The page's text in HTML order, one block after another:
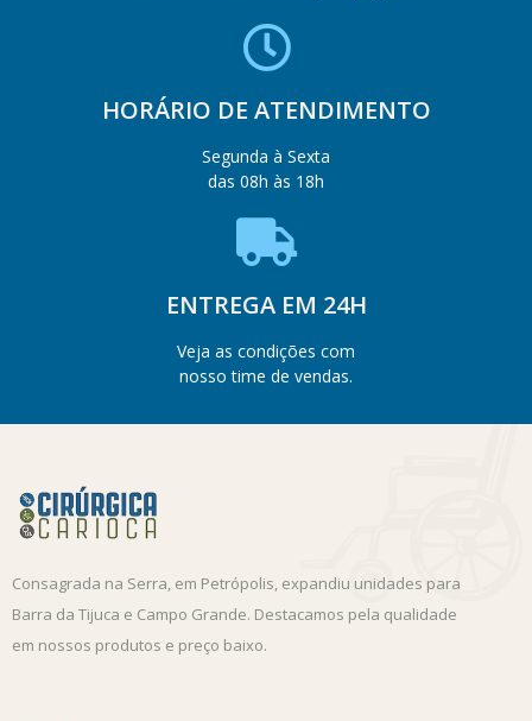
HORÁRIO DE ATENDIMENTO
Segunda à Sexta
das 08h às 18h
ENTREGA EM 24H
Veja as condições com
nosso time de vendas.
Consagrada na Serra, em Petrópolis, expandiu unidades para
Barra da Tijuca e Campo Grande. Destacamos pela qualidade
em nossos produtos e preço baixo.